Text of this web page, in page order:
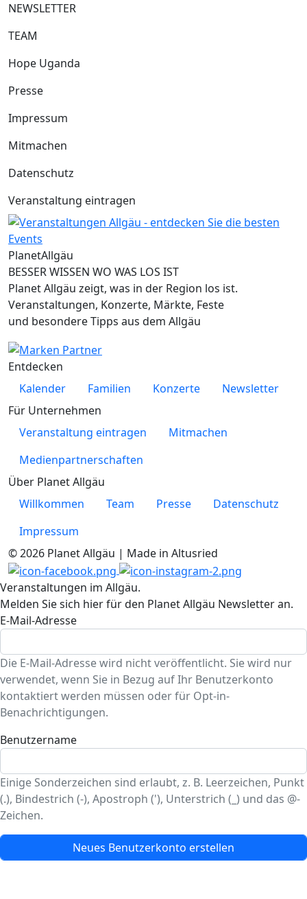
NEWSLETTER
TEAM
Hope Uganda
Presse
Impressum
Mitmachen
Datenschutz
Veranstaltung eintragen
PlanetAllgäu
BESSER WISSEN WO WAS LOS IST
Planet Allgäu zeigt, was in der Region los ist.
Veranstaltungen, Konzerte, Märkte, Feste
und besondere Tipps aus dem Allgäu
Entdecken
Kalender
Familien Konzerte
Newsletter
Für Unternehmen
Veranstaltung eintragen
Mitmachen
Medienpartnerschaften
Über Planet Allgäu
Willkommen
Team Presse
Datenschutz
Impressum
© 2026 Planet Allgäu | Made in Altusried
Veranstaltungen im Allgäu.
Melden Sie sich hier für den Planet Allgäu Newsletter an.
E-Mail-Adresse
Die E-Mail-Adresse wird nicht veröffentlicht. Sie wird nur
verwendet, wenn Sie in Bezug auf Ihr Benutzerkonto
kontaktiert werden müssen oder für Opt-in-
Benachrichtigungen.
Benutzername
Einige Sonderzeichen sind erlaubt, z. B. Leerzeichen, Punkt
(.), Bindestrich (-), Apostroph ('), Unterstrich (_) und das @-
Zeichen.